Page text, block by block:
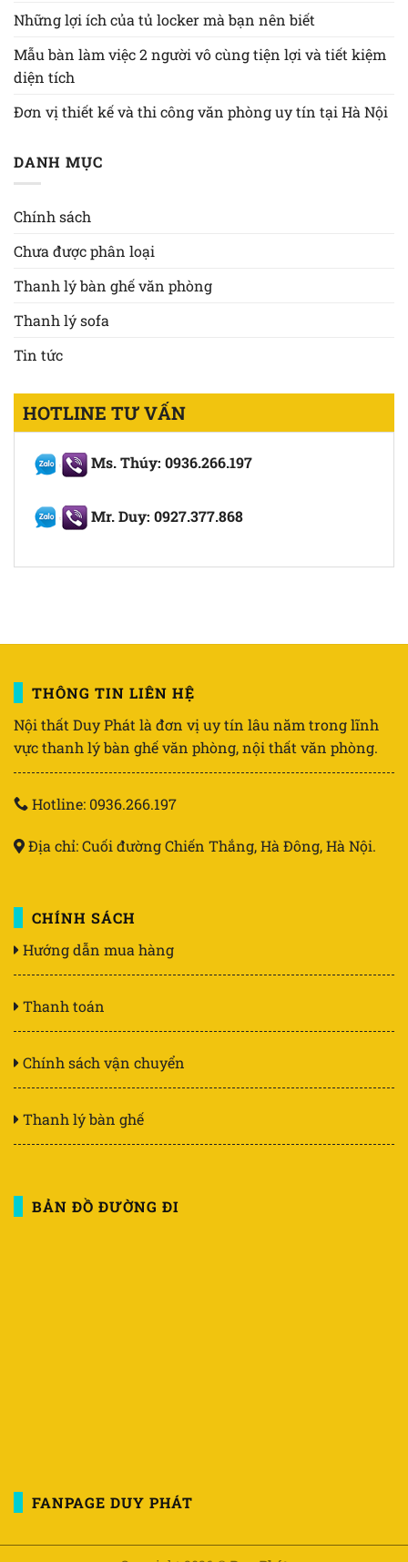
Những lợi ích của tủ locker mà bạn nên biết
Mẫu bàn làm việc 2 người vô cùng tiện lợi và tiết kiệm
diện tích
Đơn vị thiết kế và thi công văn phòng uy tín tại Hà Nội
DANH MỤC
Chính sách
Chưa được phân loại
Thanh lý bàn ghế văn phòng
Thanh lý sofa
Tin tức
HOTLINE TƯ VẤN
Ms. Thúy: 0936.266.197
Mr. Duy: 0927.377.868
THÔNG TIN LIÊN HỆ
Nội thất Duy Phát là đơn vị uy tín lâu năm trong lĩnh
vực thanh lý bàn ghế văn phòng, nội thất văn phòng.
Hotline: 0936.266.197
Địa chỉ: Cuối đường Chiến Thắng, Hà Đông, Hà Nội.
CHÍNH SÁCH
Hướng dẫn mua hàng
Thanh toán
Chính sách vận chuyển
Thanh lý bàn ghế
BẢN ĐỒ ĐƯỜNG ĐI
FANPAGE DUY PHÁT